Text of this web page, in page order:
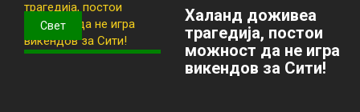
Свет
Халанд доживеа
трагедија, постои
можност да не игра
викендов за Сити!